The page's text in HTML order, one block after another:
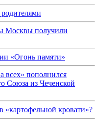
Москвы получили
«Огонь памяти»
всех» пополнился
Союза из Чеченской
«картофельной кровати»?